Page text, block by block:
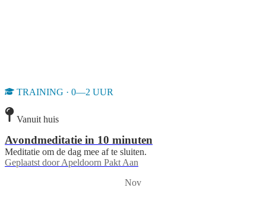
TRAINING · 0—2 UUR
Vanuit huis
Avondmeditatie in 10 minuten
Meditatie om de dag mee af te sluiten.
Geplaatst door Apeldoorn Pakt Aan
Nov